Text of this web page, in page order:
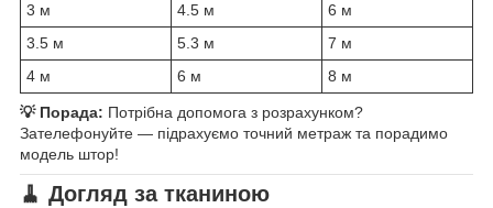
3 м
4.5 м
6 м
3.5 м
5.3 м
7 м
4 м
6 м 8 м
💡 Порада: Потрібна допомога з розрахунком?
Зателефонуйте — підрахуємо точний метраж та порадимо
модель штор!
🧹 Догляд за тканиною